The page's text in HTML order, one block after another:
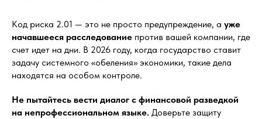
Код риска 2.01 — это не просто предупреждение, а уже
начавшееся расследование против вашей компании, где
счет идет на дни. В 2026 году, когда государство ставит
задачу системного «обеления» экономики, такие дела
находятся на особом контроле.
Не пытайтесь вести диалог с финансовой разведкой
на непрофессиональном языке. Доверьте защиту